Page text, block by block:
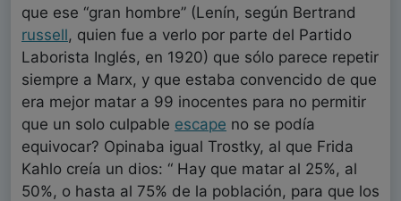
que ese “gran hombre” (Lenín, según Bertrand
russell, quien fue a verlo por parte del Partido
Laborista Inglés, en 1920) que sólo parece repetir
siempre a Marx, y que estaba convencido de que
era mejor matar a 99 inocentes para no permitir
que un solo culpable escape no se podía
equivocar? Opinaba igual Trostky, al que Frida
Kahlo creía un dios: “ Hay que matar al 25%, al
50%, o hasta al 75% de la población, para que los